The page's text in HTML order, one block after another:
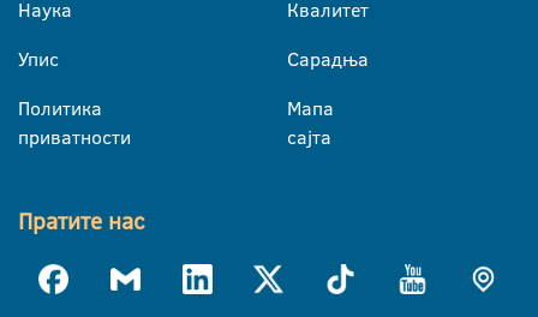
Наука
Упис
Политика
приватности
Квалитет
Сарадња
Мапа
сајта
Пратите нас